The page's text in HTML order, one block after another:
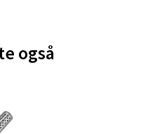
også
Orkanger
113, 7300